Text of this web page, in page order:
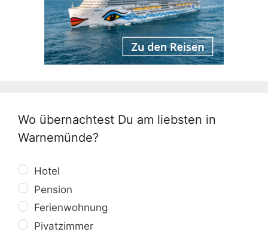
Wo übernachtest Du am liebsten in
Warnemünde?
Hotel
Pension
Ferienwohnung
Pivatzimmer